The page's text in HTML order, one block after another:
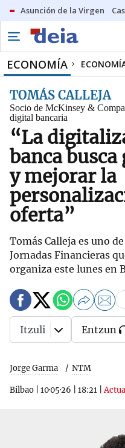
Asunción de la Virgen
ECONOMÍA
TOMÁS CALLEJA
Socio de McKinsey &
digital bancaria
“La
banca
y mejorar la
oferta”
Tomás Calleja es uno
Jornadas Financieras
organiza este lunes en
Jorge Garma NTM
Bilbao 10·05·26 18:21 |
Itzuli Entzun